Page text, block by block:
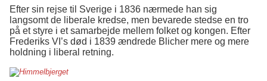
Efter sin rejse til Sverige i 1836 nærmede han sig
langsomt de liberale kredse, men bevarede stedse en tro
på et styre i et samarbejde mellem folket og kongen. Efter
Frederiks VI’s død i 1839 ændrede Blicher mere og mere
holdning i liberal retning.